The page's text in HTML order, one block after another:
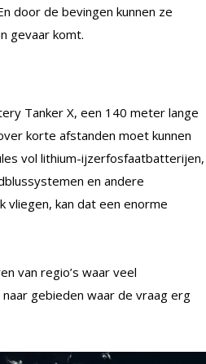
door de bevingen kunnen ze
gevaar komt.
Tanker X, een 140 meter lange
korte afstanden moet kunnen
vol lithium-ijzerfosfaatbatterijen,
en andere
vliegen, kan dat een enorme
van regio’s waar veel
gebieden waar de vraag erg